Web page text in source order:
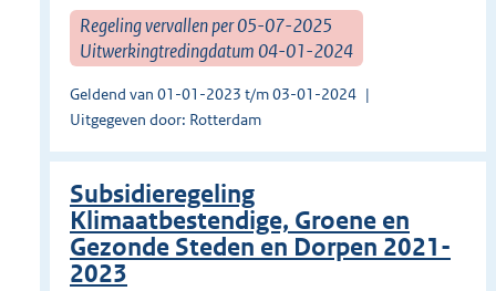
Regeling vervallen per 05-07-2025
Uitwerkingtredingdatum 04-01-2024
Geldend van 01-01-2023 t/m 03-01-2024
Uitgegeven door: Rotterdam
Subsidieregeling
Klimaatbestendige, Groene en
Gezonde Steden en Dorpen 2021-
2023